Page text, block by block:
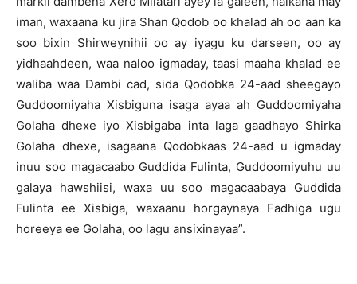
iman, waxaana ku jira Shan Qodob oo khalad ah oo aan ka
soo bixin Shirweynihii oo ay iyagu ku darseen, oo ay
yidhaahdeen, waa naloo igmaday, taasi maaha khalad ee
waliba waa Dambi cad, sida Qodobka 24-aad sheegayo
Guddoomiyaha Xisbiguna isaga ayaa ah Guddoomiyaha
Golaha dhexe iyo Xisbigaba inta laga gaadhayo Shirka
Golaha dhexe, isagaana Qodobkaas 24-aad u igmaday
inuu soo magacaabo Guddida Fulinta, Guddoomiyuhu uu
galaya hawshiisi, waxa uu soo magacaabaya Guddida
Fulinta ee Xisbiga, waxaanu horgaynaya Fadhiga ugu
horeeya ee Golaha, oo lagu ansixinayaa”.